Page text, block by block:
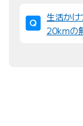
び
替
生活か
20kmの